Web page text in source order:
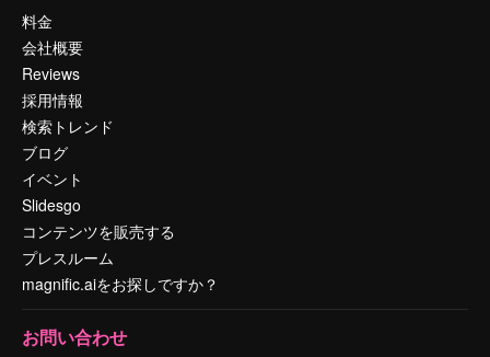
料金
会社概要
Reviews
採用情報
検索トレンド
ブログ
イベント
Slidesgo
コンテンツを販売する
プレスルーム
magnific.aiをお探しですか？
お問い合わせ